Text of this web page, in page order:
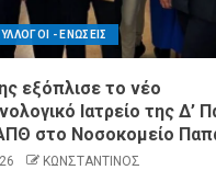
- ΕΝΩΣΕΙΣ
εξόπλισε το νέο
Ιατρείο της Δ’
στο Νοσοκομείο
ΚΩΝΣΤΑΝΤΙΝΟΣ